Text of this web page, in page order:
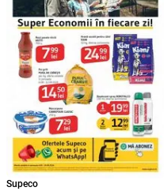
Supeco